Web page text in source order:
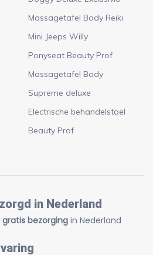
Massagetafel Body Reiki
Mini Jeeps Willy
Ponyseat Beauty Prof
Massagetafel Body
Supreme deluxe
Electrische behandelstoel
Beauty Prof
in Nederland
gratis bezorging in Nederland